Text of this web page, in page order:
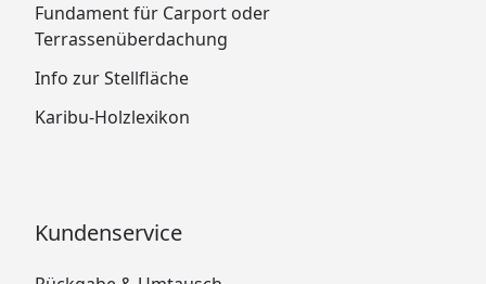
Fundament für Carport oder
Terrassenüberdachung
Info zur Stellfläche
Karibu-Holzlexikon
Kundenservice